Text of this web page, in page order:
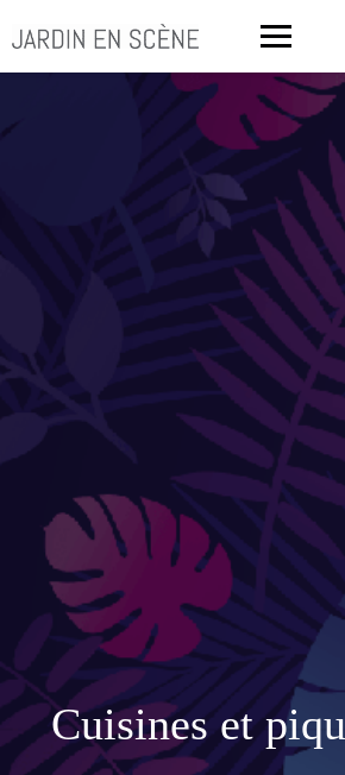
CLICK & COLLECT
MOBILIER OUTDOOR
Rangements
ACCESSOIRES
Accessoires de jardinage
Boites aux lettres
Enceintes extérieures
BACS ET JARDINIÈRES
QUE CHERCHEZ-VOUS ?
Cuisines et